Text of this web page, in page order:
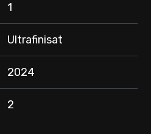
1
Ultrafinisat
2024
2